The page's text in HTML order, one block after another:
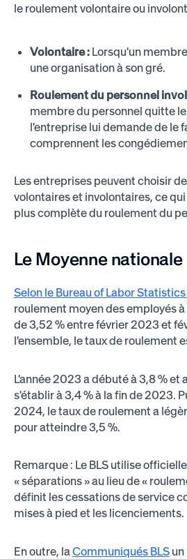
le roulement volontaire ou
Volontaire : Lorsqu'un
une organisation à son gré.
Roulement du personnel
membre du personnel quitte
l'entreprise lui demande de le
comprennent les
Les entreprises peuvent choisir
volontaires et involontaires, ce
plus complète du roulement du
Le Moyenne nationale
Selon le Bureau of Labor Statistics
roulement moyen des employés
de 3,52 % entre février 2023 et
l'ensemble, le taux de roulement
L'année 2023 a débuté à 3,8 % et
s'établir à 3,4 % à la fin de 2023.
2024, le taux de roulement a
pour atteindre 3,5 %.
Remarque : Le BLS utilise
« séparations » au lieu de «
définit les cessations de service
mises à pied et les licenciements.
En outre, laCommuniqués BLSun